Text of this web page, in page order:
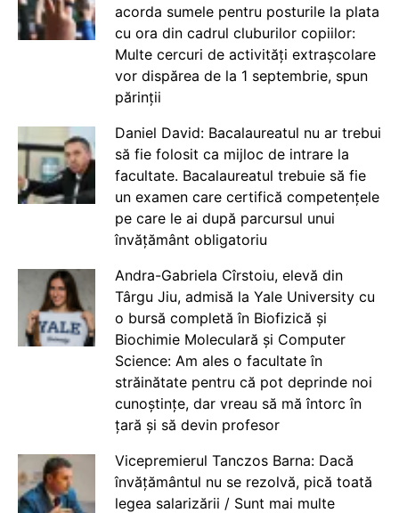
acorda sumele pentru posturile la plata
cu ora din cadrul cluburilor copiilor:
Multe cercuri de activități extrașcolare
vor dispărea de la 1 septembrie, spun
părinții
Daniel David: Bacalaureatul nu ar trebui
să fie folosit ca mijloc de intrare la
facultate. Bacalaureatul trebuie să fie
un examen care certifică competențele
pe care le ai după parcursul unui
învățământ obligatoriu
Andra-Gabriela Cîrstoiu, elevă din
Târgu Jiu, admisă la Yale University cu
o bursă completă în Biofizică și
Biochimie Moleculară și Computer
Science: Am ales o facultate în
străinătate pentru că pot deprinde noi
cunoștințe, dar vreau să mă întorc în
țară și să devin profesor
Vicepremierul Tanczos Barna: Dacă
învățământul nu se rezolvă, pică toată
legea salarizării / Sunt mai multe